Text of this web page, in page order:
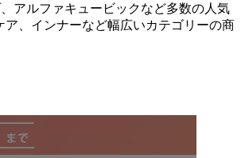
アルファキュービックなど多数の人気
、インナーなど幅広いカテゴリーの商